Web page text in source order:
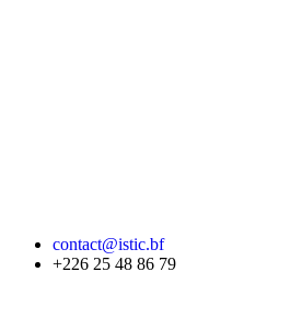
contact@istic.bf
+226 25 48 86 79